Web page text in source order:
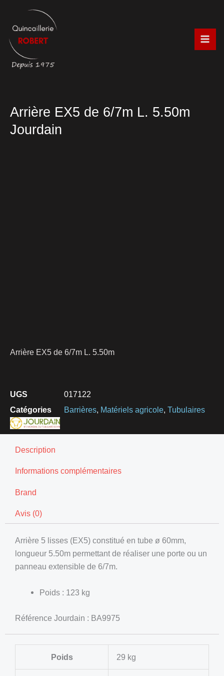
contenu
Arrière EX5 de 6/7m L. 5.50m
Jourdain
Arrière EX5 de 6/7m L. 5.50m
UGS
017122
Catégories
Barrières Matériels agricole Tubulaires
Description
Informations complémentaires
Brand
Avis (0)
Arrière 5 lisses (EX5) constitué en tube ø 60mm,
longueur 5.50m permettant de réaliser une porte ou un
panneau extensible de 6/7m.
Poids : 123 kg
Référence Jourdain : BA9975
Poids 29 kg